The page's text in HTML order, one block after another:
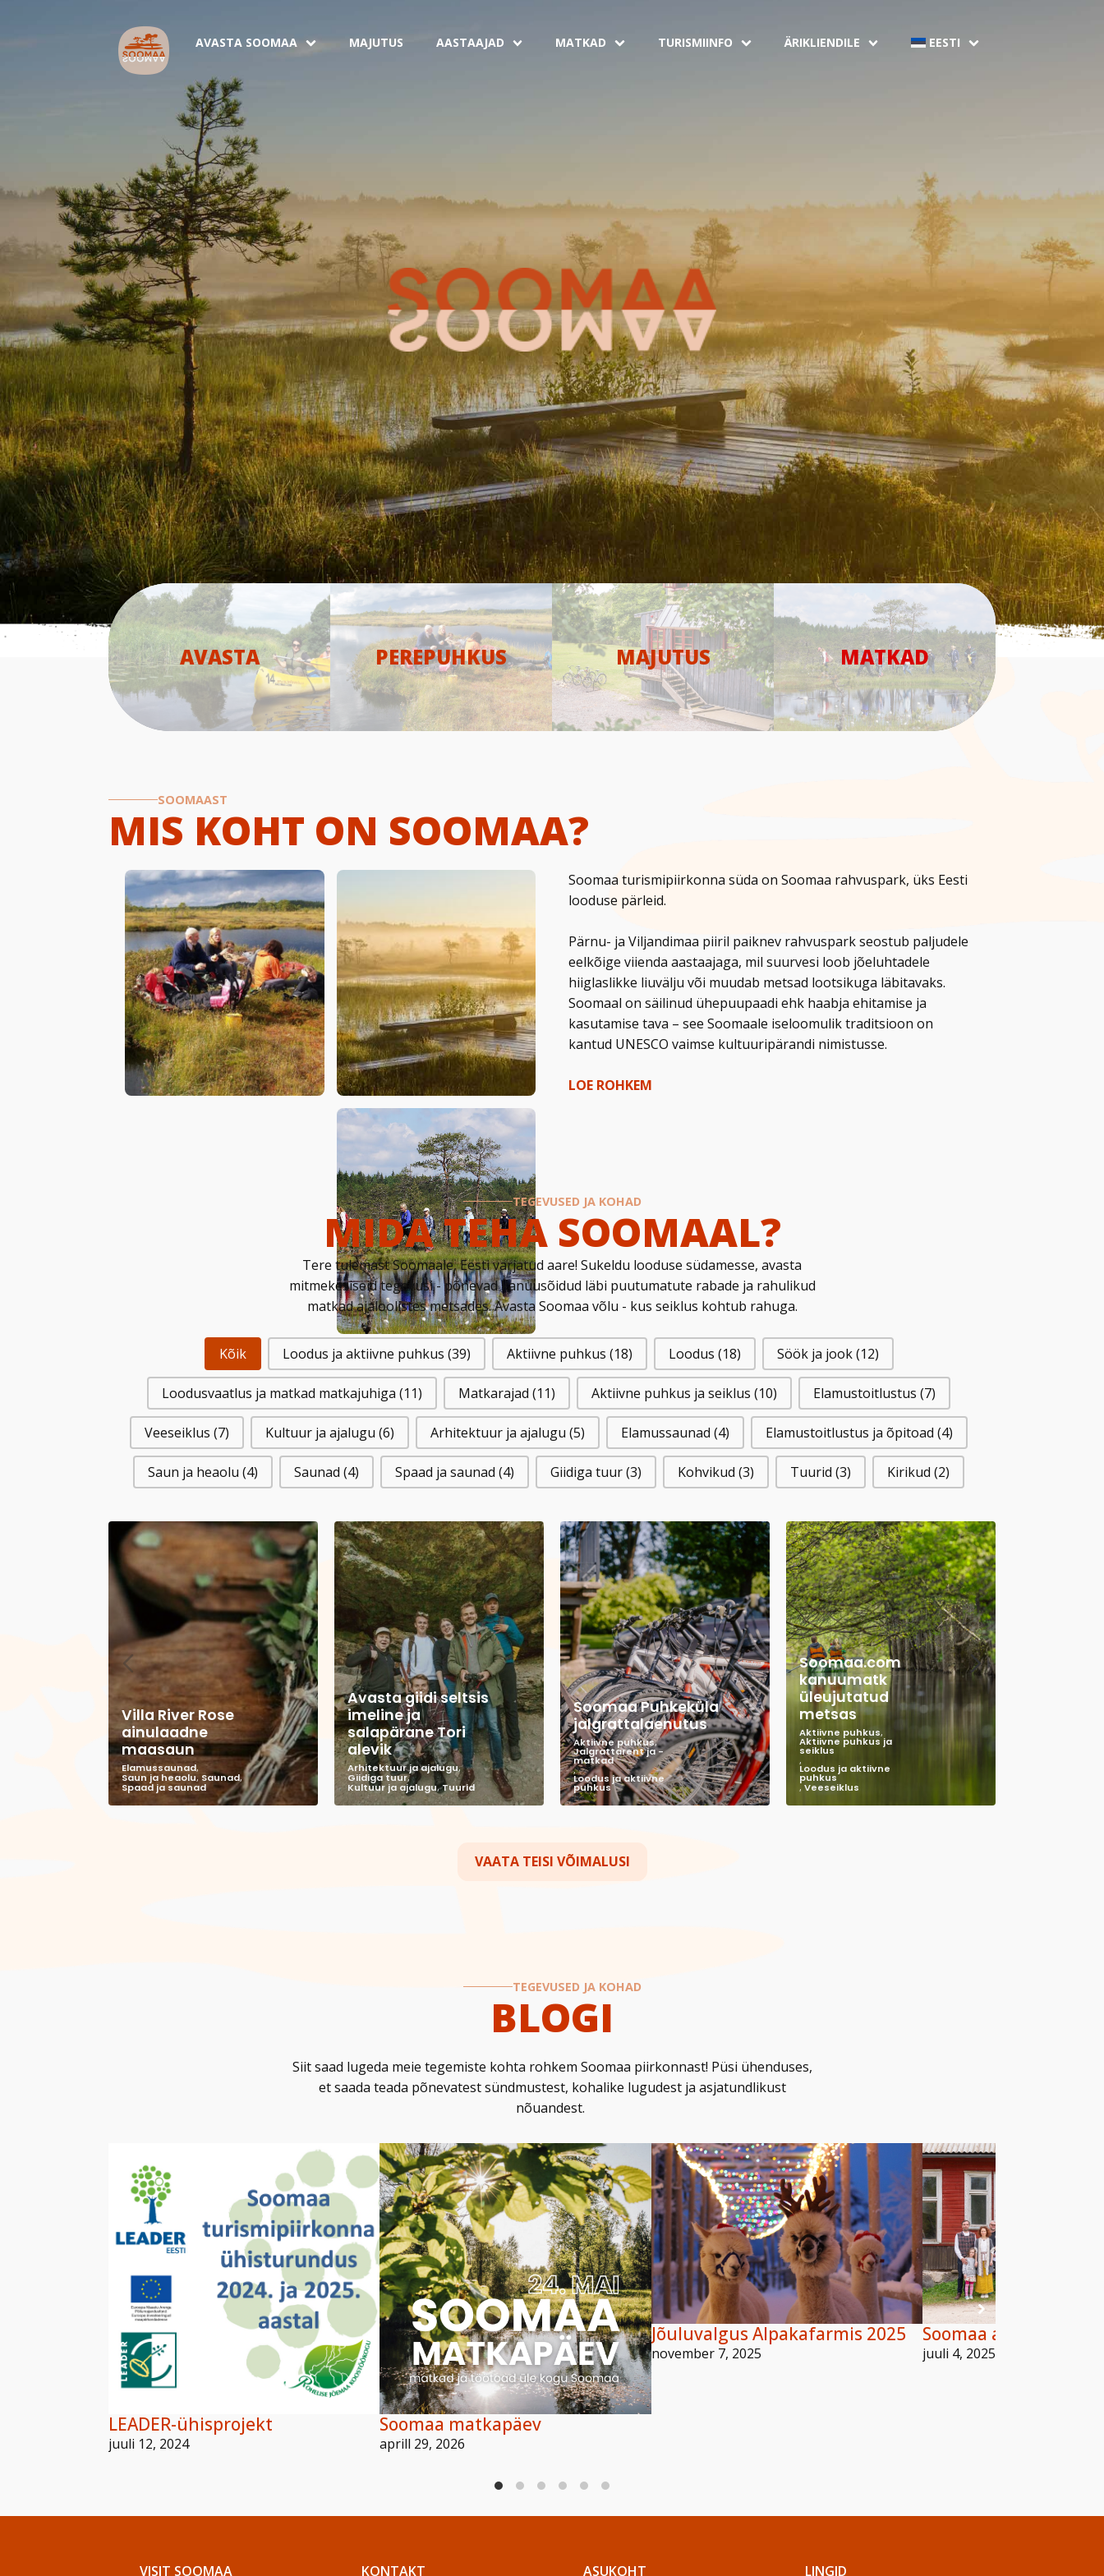
AVASTA SOOMAA MAJUTUS AASTAAJAD MATKAD TURISMIINFO ÄRIKLIENDILE EESTI
AVASTA PEREPUHKUS MAJUTUS MATKAD
SOOMAAST
MIS KOHT ON SOOMAA?
Soomaa turismipiirkonna süda on Soomaa rahvuspark, üks Eesti
looduse pärleid.
Pärnu- ja Viljandimaa piiril paiknev rahvuspark seostub paljudele
eelkõige viienda aastaajaga, mil suurvesi loob jõeluhtadele
hiiglaslikke liuvälju või muudab metsad lootsikuga läbitavaks.
Soomaal on säilinud ühepuupaadi ehk haabja ehitamise ja
kasutamise tava – see Soomaale iseloomulik traditsioon on
kantud UNESCO vaimse kultuuripärandi nimistusse.
LOE ROHKEM
TEGEVUSED JA KOHAD
MIDA TEHA SOOMAAL?
Tere tulemast Soomaale, Eesti varjatud aare! Sukeldu looduse südamesse, avasta
mitmekesiseid tegevusi - põnevad kanuusõidud läbi puutumatute rabade ja rahulikud
matkad ajaloolistes metsades. Avasta Soomaa võlu - kus seiklus kohtub rahuga.
Kõik Loodus ja aktiivne puhkus (39) Aktiivne puhkus (18) Loodus (18) Söök ja jook(12)
Loodusvaatlus ja matkad matkajuhiga (11) Matkarajad (11) Aktiivne puhkus ja seiklus (10) Elamustoitlustus (7)
Veeseiklus (7) Kultuur ja ajalugu (6) Arhitektuur ja ajalugu (5) Elamussaunad (4) Elamustoitlustus ja õpitoad (4)
Saun ja heaolu (4) Saunad (4) Spaad ja saunad (4) Giidiga tuur(3) Kohvikud (3) Tuurid (3) Kirikud (2)
Villa River Rose
ainulaadne
maasaun
Elamussaunad,
Saun ja heaolu, Saunad,
Spaad ja saunad
Avasta giidi seltsis
imeline ja
salapärane Tori
alevik
Arhitektuur ja ajalugu,
Giidiga tuur,
Kultuur ja ajalugu,Tuurid
Soomaa Puhkeküla
jalgrattalaenutus
Aktiivne puhkus,
Jalgrattarent ja -
matkad
,
Loodus ja aktiivne
puhkus
Soomaa.com
kanuumatk
üleujutatud
metsas
Aktiivne puhkus,
Aktiivne puhkus ja
seiklus
,
Loodus ja aktiivne
puhkus
,Veeseiklus
VAATA TEISI VÕIMALUSI
TEGEVUSED JA KOHAD
BLOGI
Siit saad lugeda meie tegemiste kohta rohkem Soomaa piirkonnast! Püsi ühenduses,
et saada teada põnevatest sündmustest, kohalike lugudest ja asjatundlikust
nõuandest.
LEADER-ühisprojekt
juuli 12, 2024
Soomaa matkapäev
aprill 29, 2026
Jõuluvalgus Alpakafarmis 2025
november 7, 2025
Soomaa atesteeritud
juuli 4, 2025
VISIT SOOMAA KONTAKT ASUKOHT LINGID